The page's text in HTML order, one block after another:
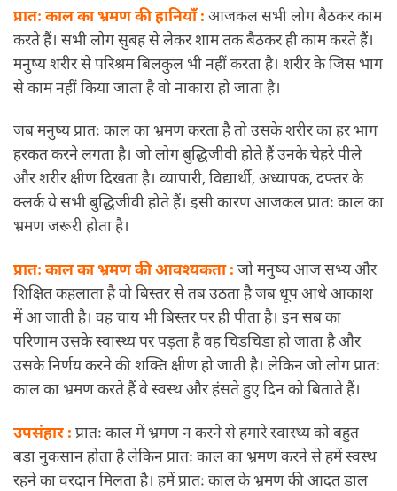
प्रातः काल का भ्रमण की हानियाँ : आजकल सभी लोग बैठकर काम
करते हैं। सभी लोग सुबह से लेकर शाम तक बैठकर ही काम करते हैं।
मनुष्य शरीर से परिश्रम बिलकुल भी नहीं करता है। शरीर के जिस भाग
से काम नहीं किया जाता है वो नाकारा हो जाता है।
जब मनुष्य प्रातः काल का भ्रमण करता है तो उसके शरीर का हर भाग
हरकत करने लगता है। जो लोग बुद्धिजीवी होते हैं उनकेचेहरेपीले
और शरीर क्षीण दिखता है। व्यापारी, विद्यार्थी, अध्यापक, दफ्तर के
क्लर्क ये सभी बुद्धिजीवी होते हैं। इसी कारण आजकल प्रातः काल का
भ्रमण जरूरी होता है।
प्रातः काल का भ्रमण की आवश्यकता : जो मनुष्य आज सभ्य और
शिक्षित कहलाता है वो बिस्तर से तब उठता है जब धूप आधे आकाश
में आ जाती है। वह चाय भी बिस्तर पर ही पीता है। इन सब का
परिणाम उसके स्वास्थ्य पर पड़ता है वह चिडचिडा हो जाता है और
उसके निर्णय करने की शक्ति क्षीण हो जाती है। लेकिन जो लोग प्रातः
काल का भ्रमण करते हैं वे स्वस्थ औरहंसतेहुए दिन को बिताते हैं।
उपसंहार : प्रातः काल में भ्रमण न करने से हमारे स्वास्थ्य को बहुत
बड़ा नुकसान होता है लेकिन प्रातः काल का भ्रमण करने से हमें स्वस्थ
रहने का वरदान मिलता है। हमें प्रातः काल के भ्रमण की आदत डाल